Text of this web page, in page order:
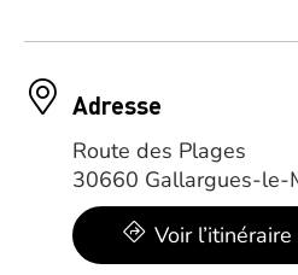
Adresse
Route des Plages
30660 Gallargues-le-
Voir l’itinéraire